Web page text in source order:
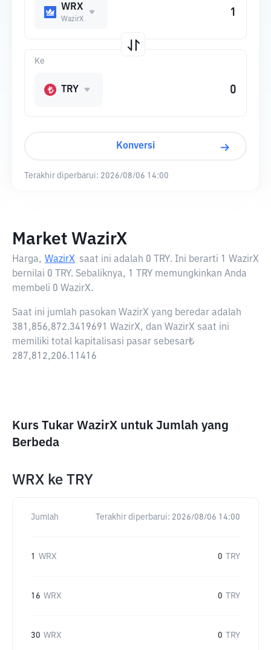
WRX
WazirX
Ke
TRY
Konversi
Terakhir diperbarui: 2026/08/06 14:00
Market WazirX
Harga, WazirX saat ini adalah 0 TRY. Ini berarti 1 WazirX
bernilai 0 TRY. Sebaliknya, 1 TRY memungkinkan Anda
membeli 0 WazirX.
Saat ini jumlah pasokan WazirX yang beredar adalah
381,856,872.3419691 WazirX, dan WazirX saat ini
memiliki total kapitalisasi pasar sebesar₺
287,812,206.11416
Kurs Tukar WazirX untuk Jumlah yang
Berbeda
WRX ke TRY
Jumlah Terakhir diperbarui: 2026/08/06 14:00
1 WRX 0 TRY
16 WRX 0 TRY
30 WRX 0 TRY